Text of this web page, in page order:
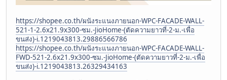
https://shopee.co.th/ผนังระแนงภายนอก-WPC-FACADE-WALL-
521-1-2.6x21.9x300-ซม.-JioHome-(ตัดความยาวที่-2-ม.-เพื่อ
ขนส่ง)-i.1219043813.29886566786
https://shopee.co.th/ผนังระแนงภายนอก-WPC-FACADE-WALL-
FWD-521-2.6x21.9x300-ซม.-JioHome-(ตัดความยาวที่-2-ม.-เพื่อ
ขนส่ง)-i.1219043813.26329434163